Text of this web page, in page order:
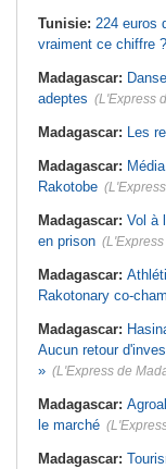
Tunisie: 224 euros
vraiment ce chiffre ?
Madagascar:
adeptes (L'Express
Madagascar: Les
Madagascar:
Rakotobe
Madagascar: Vol à
en prison
Madagascar:
Rakotonary co-
Madagascar:
Aucun retour
» (L'Express de
Madagascar:
le marché
Madagascar: